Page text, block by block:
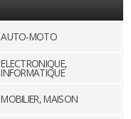
AUTO-MOTO
ELECTRONIQUE,
INFORMATIQUE
MOBILIER, MAISON